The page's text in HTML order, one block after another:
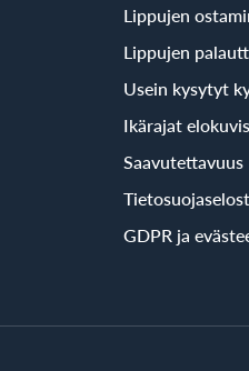
Lippujen
Lippujen
Usein kysytyt
Ikärajat
Saavutettavuus
GDPR ja